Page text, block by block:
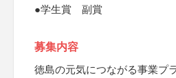
●学生賞 副賞
募集内容
徳島の元気につながる事業プ